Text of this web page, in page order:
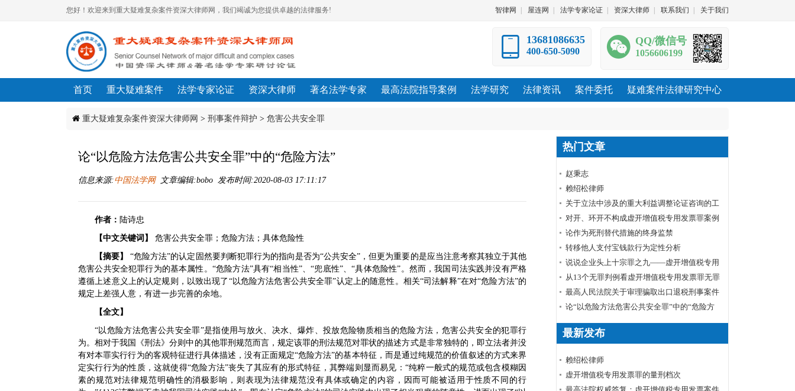
您好！欢迎来到重大疑难复杂案件资深大律师网，我们竭诚为您提供卓越的法律服务! 智律网 屋连网 法学专家论证 资深大律师 联系我们 关于我们
13681086635
400-650-5090
QQ/微信号
1056606199
首页 重大疑难案件 法学专家论证 资深大律师 著名法学专家 最高法院指导案例 法学研究 法律资讯 案件委托 疑难案件法律研究中心
重大疑难复杂案件资深大律师网 > 刑事案件辩护 > 危害公共安全罪
论“以危险方法危害公共安全罪”中的“危险方法”
信息来源:中国法学网文章编辑:bobo 发布时间:2020-08-03 17:11:17
作者： 陆诗忠
【中文关键词】 危害公共安全罪；危险方法；具体危险性
【摘要】
“危险方法”的认定固然要判断犯罪行为的指向是否为“公共安全”，但更为重要的是应当注意考察其独立于其他
危害公共安全犯罪行为的基本属性。“危险方法”具有“相当性”、“兜底性”、“具体危险性”。然而，我国司法实践并没有严格
遵循上述意义上的认定规则，以致出现了“以危险方法危害公共安全罪”认定上的随意性。相关“司法解释”在对“危险方法”的
规定上差强人意，有进一步完善的余地。
【全文】
“以危险方法危害公共安全罪”是指使用与放火、决水、爆炸、投放危险物质相当的危险方法，危害公共安全的犯罪行
为。相对于我国《刑法》分则中的其他罪刑规范而言，规定该罪的刑法规范对罪状的描述方式是非常独特的，即立法者并没
有对本罪实行行为的客观特征进行具体描述，没有正面规定“危险方法”的基本特征，而是通过纯规范的价值叙述的方式来界
定实行行为的性质，这就使得“危险方法”丧失了其应有的形式特征，其弊端则显而易见：“纯粹一般式的规范或包含模糊因
素的规范对法律规范明确性的消极影响，则表现为法律规范没有具体或确定的内容，因而可能被适用于性质不同的行
热门文章
赵秉志
赖绍松律师
关于立法中涉及的重大利益调整论证咨询的工
作规范
对开、环开不构成虚开增值税专用发票罪案例
裁判要旨
论作为死刑替代措施的终身监禁
转移他人支付宝钱款行为定性分析
说说企业头上十宗罪之九——虚开增值税专用
发票罪
从13个无罪判例看虚开增值税专用发票罪无罪
裁判要旨及无罪辩点
最高人民法院关于审理骗取出口退税刑事案件
具体应用法律若干问题的解释辑
论“以危险方法危害公共安全罪”中的“危险方
法”
最新发布
赖绍松律师
虚开增值税专用发票罪的量刑档次